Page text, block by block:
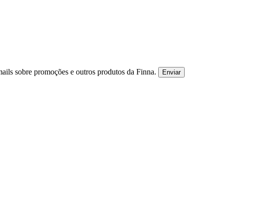
sobre promoções e outros produtos da Finna. Enviar